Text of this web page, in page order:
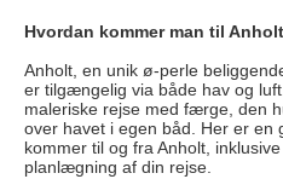
Hvordan kommer man til
Anholt, en unik ø-perle
er tilgængelig via både hav og
maleriske rejse med færge, den
over havet i egen båd. Her er en
kommer til og fra Anholt,
planlægning af din rejse.